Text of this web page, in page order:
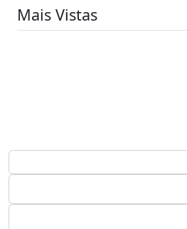
Mais Vistas